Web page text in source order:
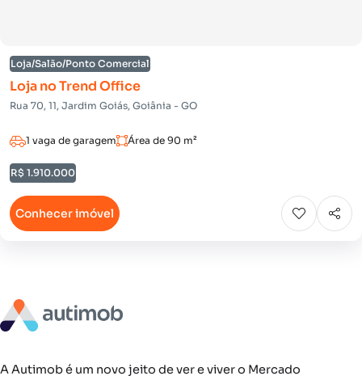
Loja/Salão/Ponto Comercial
Loja no Trend Office
Rua 70, 11, Jardim Goiás, Goiânia - GO
1 vaga de garagem Área de 90 m²
R$ 1.910.000
Conhecer imóvel
A Autimob é um novo jeito de ver e viver o Mercado